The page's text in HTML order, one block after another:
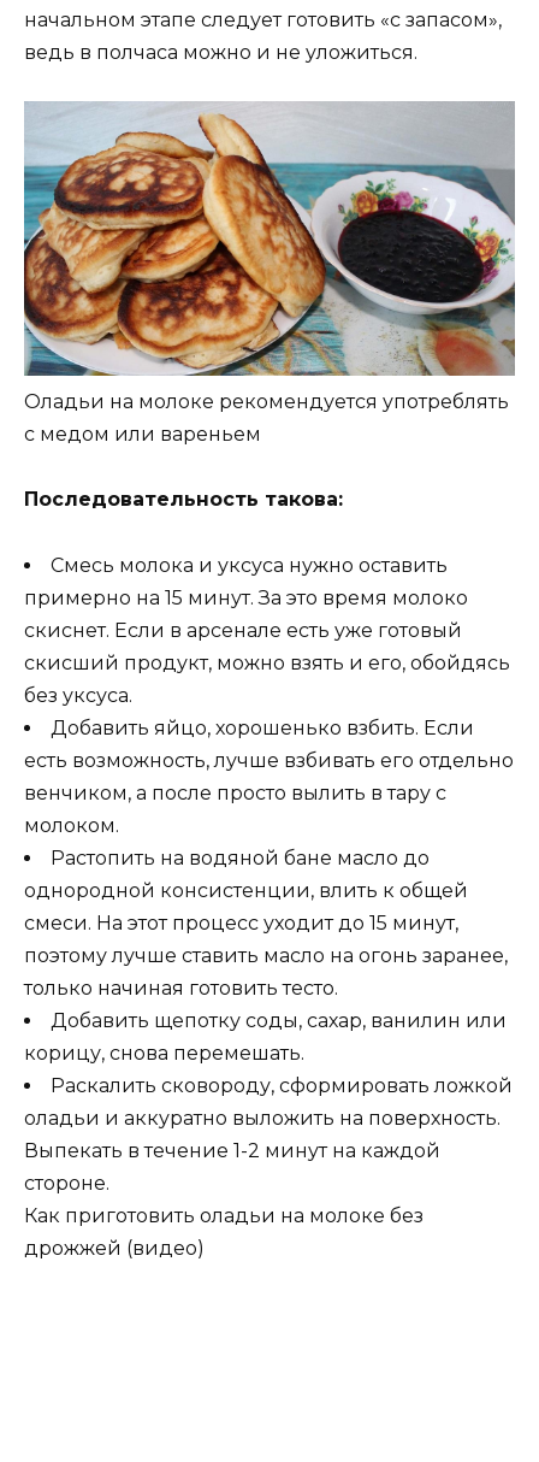
начальном этапе следует готовить «с запасом»,
ведь в полчаса можно и не уложиться.
Оладьи на молоке рекомендуется употреблять
с медом или вареньем
Последовательность такова:
Смесь молока и уксуса нужно оставить
примерно на 15 минут. За это время молоко
скиснет. Если в арсенале есть уже готовый
скисший продукт, можно взять и его, обойдясь
без уксуса.
Добавить яйцо, хорошенько взбить. Если
есть возможность, лучше взбивать его отдельно
венчиком, а после просто вылить в тару с
молоком.
Растопить на водяной бане масло до
однородной консистенции, влить к общей
смеси. На этот процесс уходит до 15 минут,
поэтому лучше ставить масло на огонь заранее,
только начиная готовить тесто.
Добавить щепотку соды, сахар, ванилин или
корицу, снова перемешать.
Раскалить сковороду, сформировать ложкой
оладьи и аккуратно выложить на поверхность.
Выпекать в течение 1-2 минут на каждой
стороне.
Как приготовить оладьи на молоке без
дрожжей (видео)